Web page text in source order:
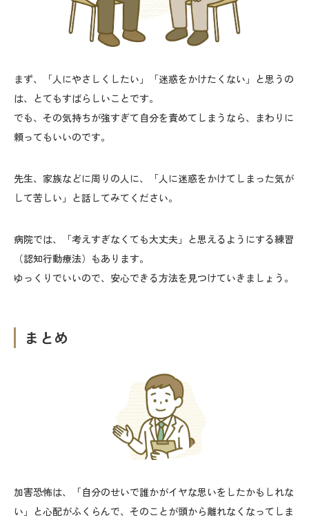
まず、「人にやさしくしたい」「迷惑をかけたくない」と思うの
は、とてもすばらしいことです。
でも、その気持ちが強すぎて自分を責めてしまうなら、まわりに
頼ってもいいのです。
先生、家族などに周りの人に、「人に迷惑をかけてしまった気が
して苦しい」と話してみてください。
病院では、「考えすぎなくても大丈夫」と思えるようにする練習
（認知行動療法）もあります。
ゆっくりでいいので、安心できる方法を見つけていきましょう。
まとめ
加害恐怖は、「自分のせいで誰かがイヤな思いをしたかもしれな
い」と心配がふくらんで、そのことが頭から離れなくなってしま